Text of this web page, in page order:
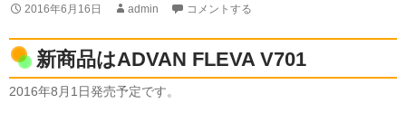
2016年6月16日 admin コメントする
新商品はADVAN FLEVA V701
2016年8月1日発売予定です。